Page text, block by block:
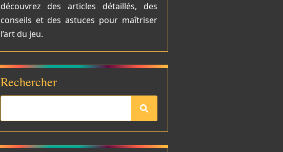
découvrez des articles détaillés, des
conseils et des astuces pour maîtriser
l’art du jeu.
Rechercher